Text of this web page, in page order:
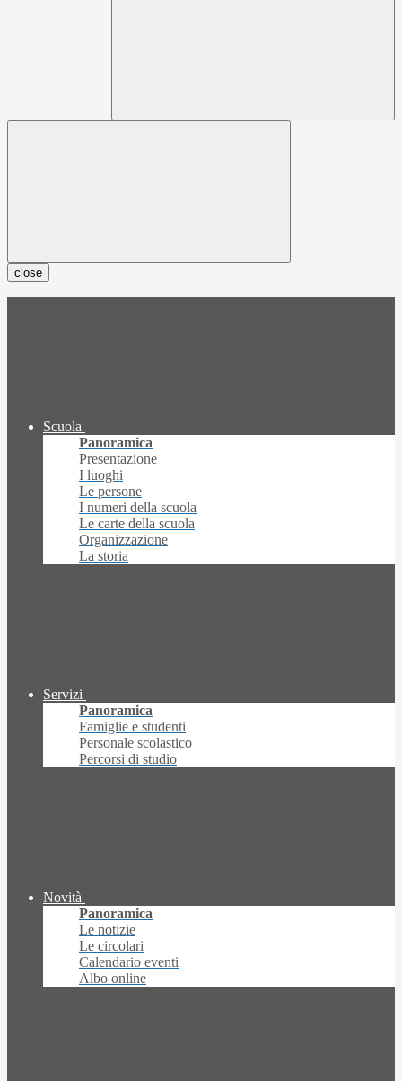
close
Scuola
Panoramica
Presentazione
I luoghi
Le persone
I numeri della scuola
Le carte della scuola
Organizzazione
La storia
Servizi
Panoramica
Famiglie e studenti
Personale scolastico
Percorsi di studio
Novità
Panoramica
Le notizie
Le circolari
Calendario eventi
Albo online